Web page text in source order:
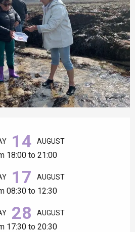
14 AUGUST
18:00 to 21:00
17 AUGUST
08:30 to 12:30
28 AUGUST
17:30 to 20:30